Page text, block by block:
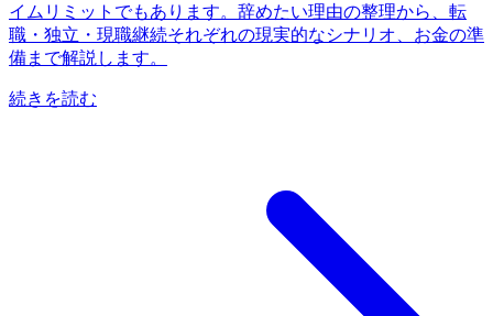
イムリミットでもあります。辞めたい理由の整理から、転
職・独立・現職継続それぞれの現実的なシナリオ、お金の準
備まで解説します。
続きを読む